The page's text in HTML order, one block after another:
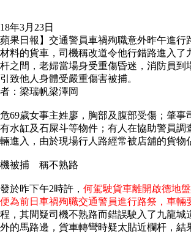
年3月23日
蘋果日報】交通警員車禍殉職意外昨午進
料的貨車，司機稱改道令他行錯路進入
之間，老婦當場身受重傷昏迷，消防員
致他人身體受嚴重傷害被捕。
：梁瑞帆梁澤岡
69歲女事主姓廖，胸部及腹部受傷；肇
水缸及石屎斗等物件；有人在協助警員
進入，由於現場行人路經常被店舖的貨
被捕 稱不熟路
於昨下午2時許， 何駕駛貨車離開啟德地
便為前日車禍殉職交通警員進行路祭，車輛
，其間疑司機不熟路而錯誤駛入了九龍
的馬路邊，貨車轉彎時疑太貼近欄杆，